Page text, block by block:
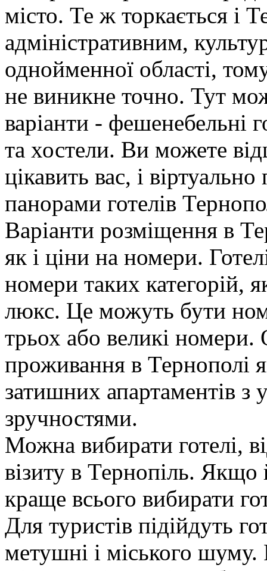
місто. Те ж торкається і
адміністративним,
однойменної області,
не виникне точно. Тут
варіанти - фешенебельні
та хостели. Ви можете
цікавить вас, і
панорами готелів
Варіанти розміщення в
як і ціни на номери.
номери таких категорій,
люкс. Це можуть бути
трьох або великі
проживання в Тернополі
затишних апартаментів з
зручностями.
Можна вибирати готелі,
візиту в Тернопіль. Якщо
краще всього вибирати
Для туристів підійдуть
метушні і міського шуму.